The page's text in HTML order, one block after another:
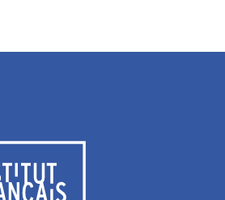
de l’Institut français